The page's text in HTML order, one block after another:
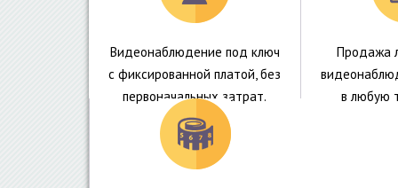
Видеонаблюдение под ключ
с фиксированной платой, без
первоначальных затрат.
Продажа
в любую